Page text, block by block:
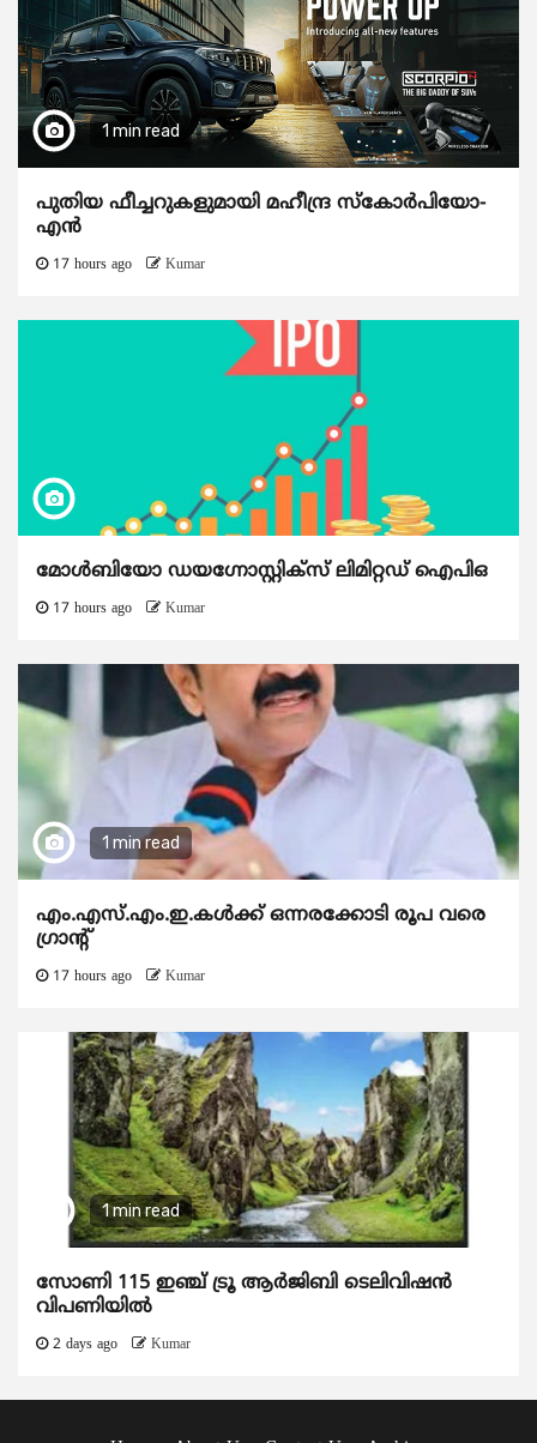
1 min read
പുതിയ ഫീച്ചറുകളുമായി മഹീന്ദ്ര സ്കോർപിയോ-
എൻ
17 hours ago Kumar
മോൾബിയോ ഡയഗ്നോസ്റ്റിക്സ് ലിമിറ്റഡ് ഐപിഒ
17 hours ago Kumar
1 min read
എം.എസ്.എം.ഇ.കൾക്ക് ഒന്നരക്കോടി രൂപ വരെ
ഗ്രാന്റ്
17 hours ago Kumar
1 min read
സോണി 115 ഇഞ്ച് ട്രൂ ആർജിബി ടെലിവിഷൻ
വിപണിയിൽ
2 days ago Kumar